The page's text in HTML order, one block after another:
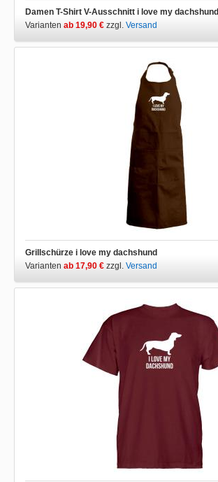
Damen T-Shirt V-Ausschnitt i love my dachshund
Varianten ab 19,90 € zzgl. Versand
Grillschürze i love my dachshund
Varianten ab 17,90 € zzgl. Versand